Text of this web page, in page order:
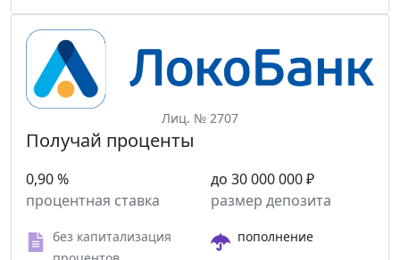
Лиц. № 2707
Получай проценты
0,90 %
процентная ставка
до 30 000 000 ₽
размер депозита
без капитализация
пополнение